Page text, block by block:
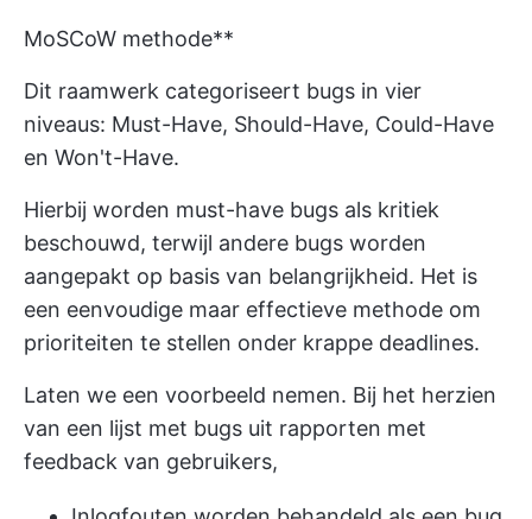
MoSCoW methode**
Dit raamwerk categoriseert bugs in vier
niveaus: Must-Have, Should-Have, Could-Have
en Won't-Have.
Hierbij worden must-have bugs als kritiek
beschouwd, terwijl andere bugs worden
aangepakt op basis van belangrijkheid. Het is
een eenvoudige maar effectieve methode om
prioriteiten te stellen onder krappe deadlines.
Laten we een voorbeeld nemen. Bij het herzien
van een lijst met bugs uit rapporten met
feedback van gebruikers,